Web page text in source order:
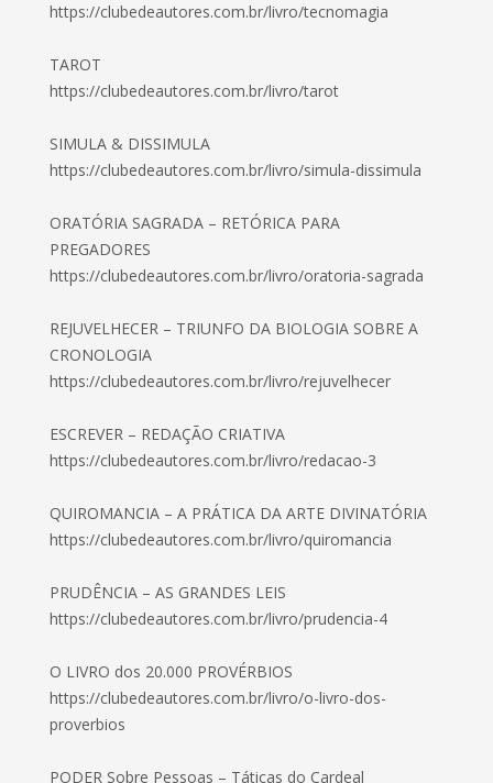
https://clubedeautores.com.br/livro/tecnomagia
TAROT
https://clubedeautores.com.br/livro/tarot
SIMULA & DISSIMULA
https://clubedeautores.com.br/livro/simula-dissimula
ORATÓRIA SAGRADA – RETÓRICA PARA
PREGADORES
https://clubedeautores.com.br/livro/oratoria-sagrada
REJUVELHECER – TRIUNFO DA BIOLOGIA SOBRE A
CRONOLOGIA
https://clubedeautores.com.br/livro/rejuvelhecer
ESCREVER – REDAÇÃO CRIATIVA
https://clubedeautores.com.br/livro/redacao-3
QUIROMANCIA – A PRÁTICA DA ARTE DIVINATÓRIA
https://clubedeautores.com.br/livro/quiromancia
PRUDÊNCIA – AS GRANDES LEIS
https://clubedeautores.com.br/livro/prudencia-4
O LIVRO dos 20.000 PROVÉRBIOS
https://clubedeautores.com.br/livro/o-livro-dos-
proverbios
PODER Sobre Pessoas – Táticas do Cardeal